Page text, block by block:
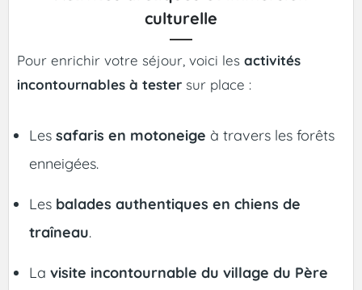
culturelle
Pour enrichir votre séjour, voici les activités
incontournables à tester sur place :
Les safaris en motoneige à travers les forêts
enneigées.
Les balades authentiques en chiens de
traîneau.
La visite incontournable du village du Père